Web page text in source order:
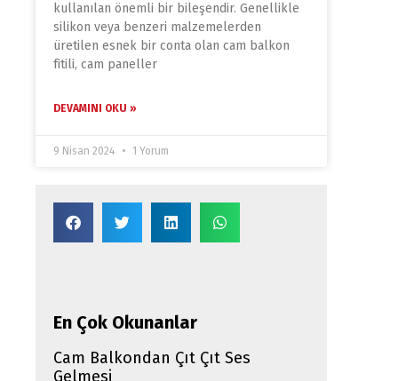
kullanılan önemli bir bileşendir. Genellikle
silikon veya benzeri malzemelerden
üretilen esnek bir conta olan cam balkon
fitili, cam paneller
DEVAMINI OKU »
9 Nisan 2024 1 Yorum
En Çok Okunanlar
Cam Balkondan Çıt Çıt Ses
Gelmesi